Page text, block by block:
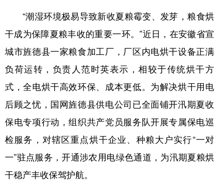
“潮湿环境极易导致新收夏粮霉变、发芽，粮食烘
干成为保障夏粮丰收的重要一环。”近日，在安徽省宣
城市旌德县一家粮食加工厂，厂区内电烘干设备正满
负荷运转，负责人范时英表示，相较于传统烘干方
式，全电烘干高效环保、成本更低。为解决烘干用电
后顾之忧，国网旌德县供电公司已全面铺开汛期夏收
保电专项行动，组织共产党员服务队开展专属保电巡
检服务，对辖区重点烘干企业、种粮大户实行“一对
一”驻点服务，开通涉农用电绿色通道，为汛期夏粮烘
干稳产丰收保驾护航。